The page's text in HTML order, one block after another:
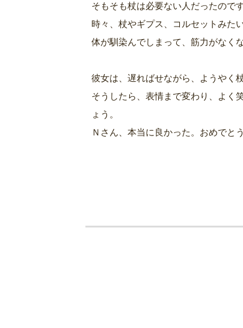
そもそも杖は必要ない人だったのです
時々、杖やギプス、コルセットみた
体が馴染んでしまって、筋力がなく
彼女は、遅ればせながら、ようやく
そうしたら、表情まで変わり、よく
ょう。
Ｎさん、本当に良かった。おめでと